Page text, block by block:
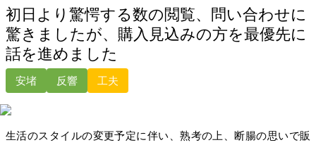
初日より驚愕する数の閲覧、問い合わせに
驚きましたが、購入見込みの方を最優先に
話を進めました
安堵 反響 工夫
生活のスタイルの変更予定に伴い、熟考の上、断腸の思いで販